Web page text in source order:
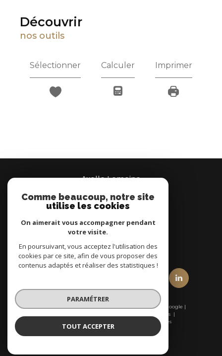
découvrir
nos outils
Sélectionner Calculer Imprimer
Axelle Lemoine
07 66 95 37 00
nous suivre sur
© 2026 | Tous droits réservés | Traduction powered by Google |
Mentions légales
Cookies
Comme beaucoup, notre site
utilise les cookies
On aimerait vous accompagner pendant
votre visite.
En poursuivant, vous acceptez l'utilisation des
cookies par ce site, afin de vous proposer des
contenus adaptés et réaliser des statistiques !
PARAMÉTRER
TOUT ACCEPTER